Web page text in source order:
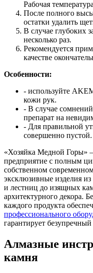
Рабочая
После полного
остатки удалить
В случае глубоких
несколько раз.
Рекомендуется
качестве
Особенности:
- используйте
кожи рук.
- В случае
препарат на
- Для правильной
совершенно пустой.
«Хозяйка Медной Горы»
предприятие с полным
собственном
эксклюзивные изделия
и лестниц до изящных
архитектурного декора.
каждого продукта
профессионального
гарантирует безупречный
Алмазные
камня